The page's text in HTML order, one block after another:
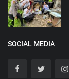
SOCIAL MEDIA